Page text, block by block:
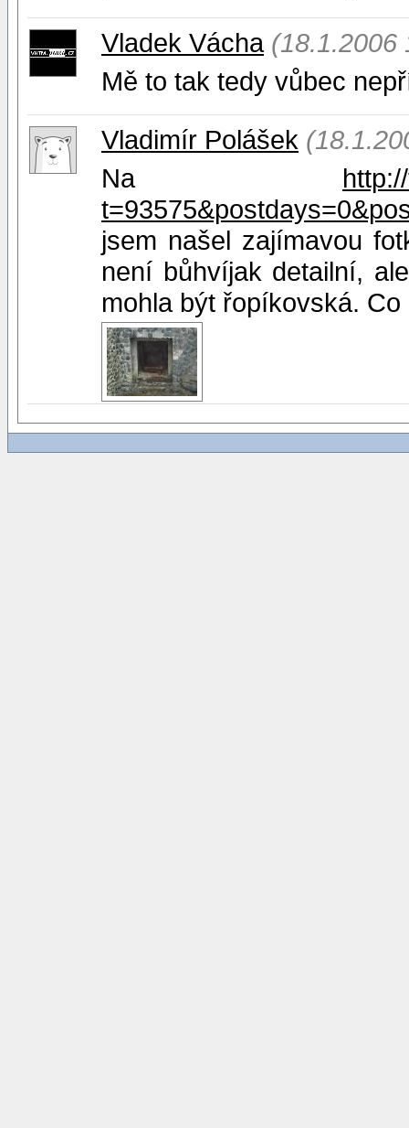
Vladek Vácha (18.1.2006
Mě to tak tedy vůbec
Vladimír Polášek
Na
jsem našel zajímavou
není bůhvíjak detailní,
mohla být řopíkovská.